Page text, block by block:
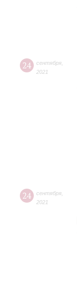
24 сентября
2021
24 сентября
2021